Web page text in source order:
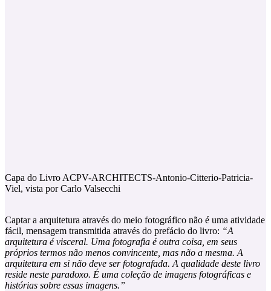
Capa do Livro ACPV-ARCHITECTS-Antonio-Citterio-Patricia-
Viel, vista por Carlo Valsecchi
Captar a arquitetura através do meio fotográfico não é uma atividade
fácil, mensagem transmitida através do prefácio do livro: “A
arquitetura é visceral. Uma fotografia é outra coisa, em seus
próprios termos não menos convincente, mas não a mesma. A
arquitetura em si não deve ser fotografada. A qualidade deste livro
reside neste paradoxo. É uma coleção de imagens fotográficas e
histórias sobre essas imagens.”